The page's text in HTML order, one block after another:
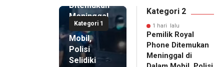
Kategori 1
Ditemukan
Meninggal
di Dalam
Mobil,
Polisi
Selidiki
Kategori 2
1 hari lalu
Pemilik Royal
Phone Ditemukan
Meninggal di